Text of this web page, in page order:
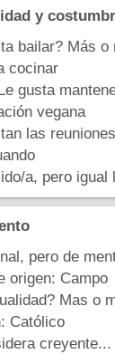
y
bailar? Más o
cocinar
gusta
vegana
las
a, pero
pero de
origen: Campo
Mas o
Católico